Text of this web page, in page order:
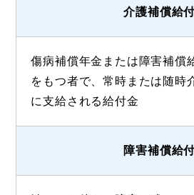
介護補償給
傷病補償年金または障害補償
をもつ者で、常時または随時
に支給される給付金
障害補償給